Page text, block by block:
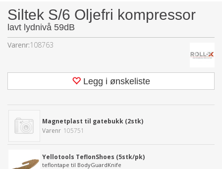
Siltek S/6 Oljefri kompressor
lavt lydnivå 59dB
Varenr:108763
Legg i ønskeliste
Magnetplast til gatebukk (2stk)
Varenr 105751
Yellotools TeflonShoes (5stk/pk)
teflontape til BodyGuardKnife